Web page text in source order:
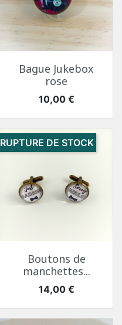
Bague Jukebox
rose
Prix
10,00 €
Boutons de
manchettes...
Prix
14,00 €
RUPTURE DE STOCK